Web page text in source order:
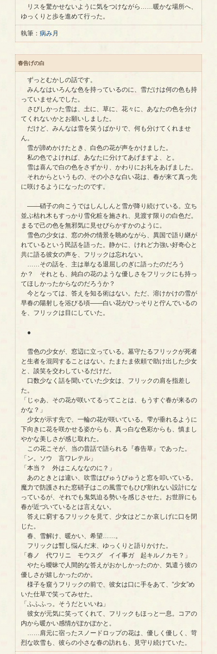
リスを驚かせないように気をつけながら……暖かな場所へ、
ゆっくりと歩を進めて行った。
執筆： 病み月
春告げの白
ずっとむかしの話です。
みんなはいろんな色を持っているのに、雪だけは何の色も持
っていませんでした。
さびしかった雪は、土に、草に、花々に、あなたの色を分け
てくれないかとお願いしました。
だけど、みんなは雪を笑うばかりで、何も分けてくれませ
ん。
雪が諦めかけたとき、白色の花が声をかけました。
私の色でよければ、あなたに分けてあげますよ、と。
雪は喜んで白の色をさずかり、かわりにお礼をあげました。
それからというもの、その小さな白い花は、春が来て真っ先
に咲けるようになったのです。
――硝子の向こうではしんしんと雪が降り続けている。立ち
並ぶ枯れ木もすっかり雪化粧を施され、見渡す限りの白色だ。
まるで己の色を無邪気に見せびらかすかのように。
雪色の少女は、窓の外の情景を眺めながら、異国で語り継が
れているという民話を語った。静かに、けれど力強い好奇心と
共に語る彼女の声を、フリックは忘れない。
……その話を、主は単なる退屈しのぎに語ったのだろう
か？ それとも、純白の花のような優しさをフリックにも持っ
てほしかったからなのだろうか？
今となっては、答えを知る術はない。ただ、溶けかけの雪が
早春の陽射しを浴びる頃――白い花がひっそりと佇んでいるの
を、フリックは目にしていた。
●
雪色の少女が、窓辺に立っている。墓守たるフリックが死者
と生者を混同することはない。たまたま依頼で助け出した少女
と、談笑を交わしているだけだ。
口数少なく話を聞いていた少女は、フリックの肩を指差し
た。
「じゃあ、その花が咲いてるってことは、もうすぐ春が来るの
かな？」
少女が示す先で、一輪の花が咲いている。雫が垂れるように
下向きに花を咲かせる姿からも、真っ白な色彩からも、慎まし
やかな美しさが感じ取れた。
この花こそが、当の昔話で語られる『春告草』であった。
「ン。ソウ 言ワレテル」
「本当？ 外はこんななのに？」
あのときとは違い、吹雪はびゅうびゅうと窓を叩いている。
魔力で防護された窓硝子はこの風雪でもひび割れない設計にな
っているが、それでも鬼気迫る勢いを感じさせた。お世辞にも
春が近づいているとは言えない。
答えに窮するフリックを見て、少女はどこか哀しげに口を閉
じた。
春、雪解け、暖かい、希望……。
フリックは暫し悩んだ末、ゆっくりと語りかけた。
「春ノ 代ワリニ モウスグ イイ事ガ 起キルノカモ？」
やたら曖昧で人間的な答えがおかしかったのか、気遣う彼の
優しさが嬉しかったのか。
様子を窺うフリックの前で、彼女は口に手をあて、“少女”め
いた仕草で笑ってみせた。
「ふふふっ。そうだといいね」
彼女が元気に笑ってくれて、フリックもほっと一息。コアの
内から暖かい感情がぽかぽかと。
……肩元に宿ったスノードロップの花は、優しく優しく、苛
烈な吹雪も、彼らの小さな春の訪れも、見守り続けていた。